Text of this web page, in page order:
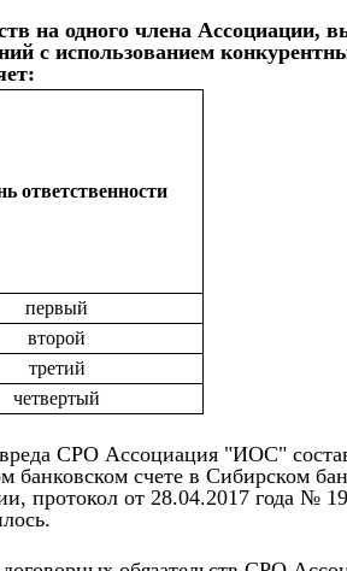
на одного члена Ассоциации,
с использованием
ответственности
первый
второй
третий
четвертый
СРО Ассоциация "ИОС"
банковском счете в Сибирском
протокол от 28.04.2017 года №